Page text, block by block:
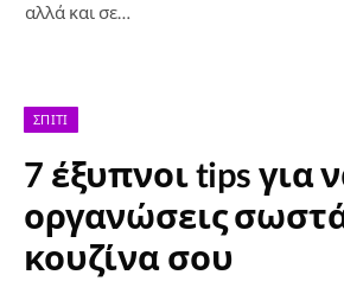
αλλά και σε…
ΣΠΊΤΙ
7 έξυπνοι tips για
οργανώσεις
κουζίνα σου